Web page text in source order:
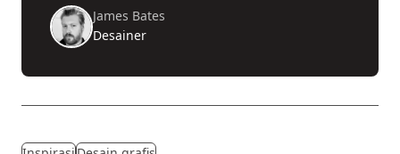
James Bates
Desainer